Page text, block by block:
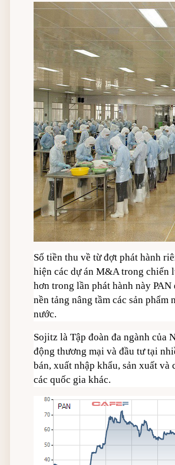
Số tiền thu về từ đợt phát hành
hiện các dự án M&A trong chiến
hơn trong lần phát hành này
nền tảng nâng tầm các sản
nước.
Sojitz là Tập đoàn đa ngành của
động thương mại và đầu tư tại
bán, xuất nhập khẩu, sản xuất
các quốc gia khác.